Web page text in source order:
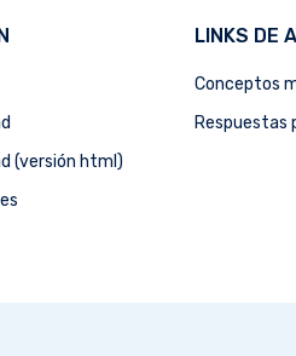
(versión html)
LINKS DE
Conceptos
Respuestas